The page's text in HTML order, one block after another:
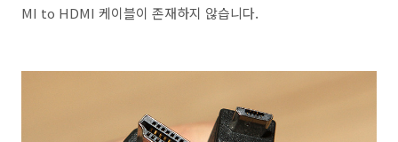
MI to HDMI 케이블이 존재하지 않습니다.